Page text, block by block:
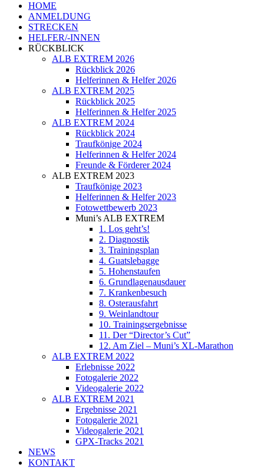
HOME
ANMELDUNG
STRECKEN
HELFER/-INNEN
RÜCKBLICK
ALB EXTREM 2026
Rückblick 2026
Helferinnen & Helfer 2026
ALB EXTREM 2025
Rückblick 2025
Helferinnen & Helfer 2025
ALB EXTREM 2024
Rückblick 2024
Traufkönige 2024
Helferinnen & Helfer 2024
Freunde & Förderer 2024
ALB EXTREM 2023
Traufkönige 2023
Helferinnen & Helfer 2023
Fotowettbewerb 2023
Muni’s ALB EXTREM
1. Los geht’s!
2. Diagnostik
3. Trainingsplan
4. Guatslebagge
5. Hohenstaufen
6. Grundlagenausdauer
7. Krankenbesuch
8. Osterausfahrt
9. Weinlandtour
10. Trainingsergebnisse
11. Der “Director’s Cut”
12. Am Ziel – Muni’s XL-Marathon
ALB EXTREM 2022
Erlebnisse 2022
Fotogalerie 2022
Videogalerie 2022
ALB EXTREM 2021
Ergebnisse 2021
Fotogalerie 2021
Videogalerie 2021
GPX-Tracks 2021
NEWS
KONTAKT